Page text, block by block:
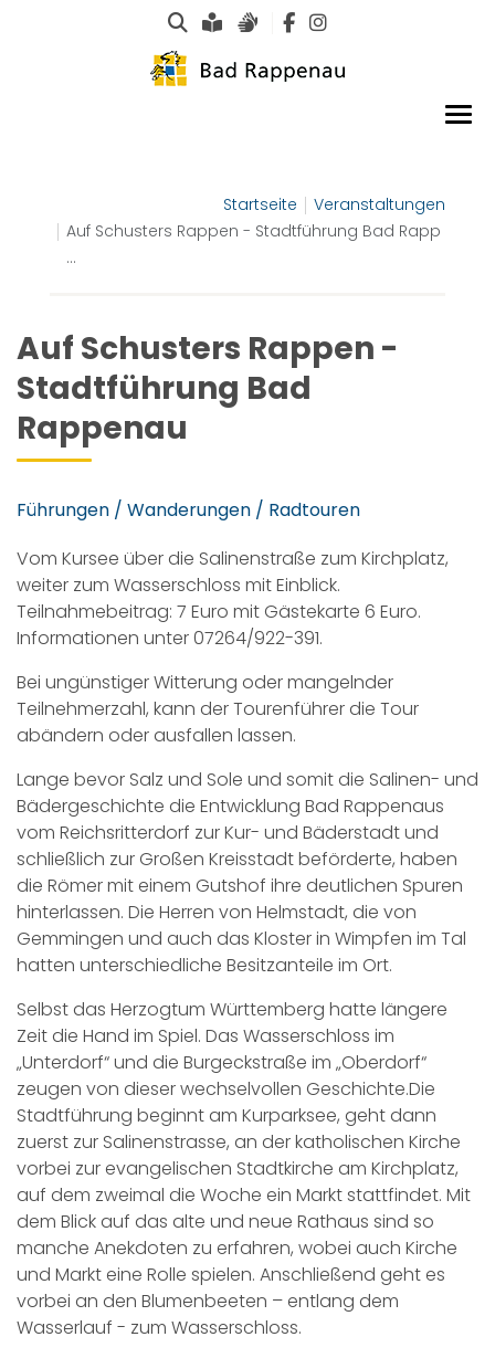
Suche
Leichte Sprache
Gebärdensprachen
Startseite
Veranstaltungen
Auf Schusters Rappen - Stadtführung Bad Rapp
...
Auf Schusters Rappen -
Stadtführung Bad
Rappenau
Führungen / Wanderungen / Radtouren
Vom Kursee über die Salinenstraße zum Kirchplatz,
weiter zum Wasserschloss mit Einblick.
Teilnahmebeitrag: 7 Euro mit Gästekarte 6 Euro.
Informationen unter 07264/922-391.
Bei ungünstiger Witterung oder mangelnder
Teilnehmerzahl, kann der Tourenführer die Tour
abändern oder ausfallen lassen.
Lange bevor Salz und Sole und somit die Salinen- und
Bädergeschichte die Entwicklung Bad Rappenaus
vom Reichsritterdorf zur Kur- und Bäderstadt und
schließlich zur Großen Kreisstadt beförderte, haben
die Römer mit einem Gutshof ihre deutlichen Spuren
hinterlassen. Die Herren von Helmstadt, die von
Gemmingen und auch das Kloster in Wimpfen im Tal
hatten unterschiedliche Besitzanteile im Ort.
Selbst das Herzogtum Württemberg hatte längere
Zeit die Hand im Spiel. Das Wasserschloss im
„Unterdorf“ und die Burgeckstraße im „Oberdorf“
zeugen von dieser wechselvollen Geschichte.Die
Stadtführung beginnt am Kurparksee, geht dann
zuerst zur Salinenstrasse, an der katholischen Kirche
vorbei zur evangelischen Stadtkirche am Kirchplatz,
auf dem zweimal die Woche ein Markt stattfindet. Mit
dem Blick auf das alte und neue Rathaus sind so
manche Anekdoten zu erfahren, wobei auch Kirche
und Markt eine Rolle spielen. Anschließend geht es
vorbei an den Blumenbeeten – entlang dem
Wasserlauf - zum Wasserschloss.